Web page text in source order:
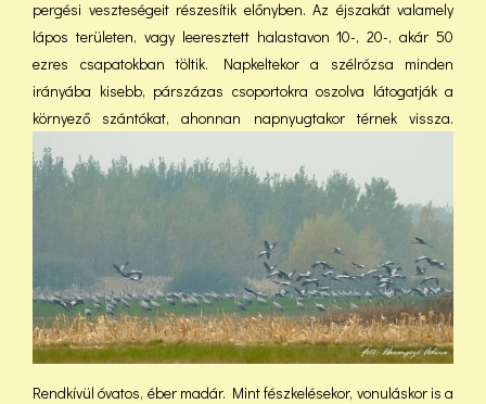
pergési veszteségeit részesítik előnyben. Az éjszakát valamely
lápos területen, vagy leeresztett halastavon 10-, 20-, akár 50
ezres csapatokban töltik. Napkeltekor a szélrózsa minden
irányába kisebb, párszázas csoportokra oszolva látogatják a
környező szántókat, ahonnan napnyugtakor térnek vissza.
Rendkívül óvatos, éber madár. Mint fészkelésekor, vonuláskor is a